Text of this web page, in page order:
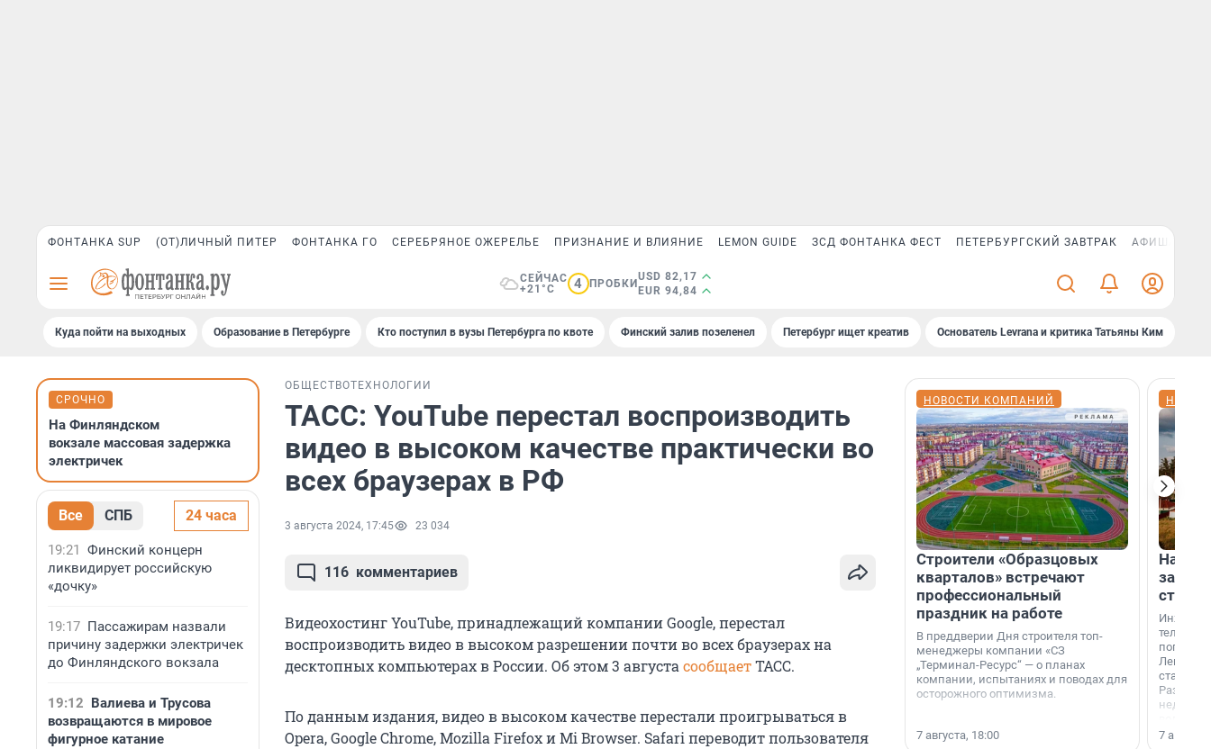
ФОНТАНКА SUP (ОТ)ЛИЧНЫЙ ПИТЕР ФОНТАНКА ГО СЕРЕБРЯНОЕ ОЖЕРЕЛЬЕ ПРИЗНАНИЕ И ВЛИЯНИЕ LEMON GUIDE ЗСД ФОНТАНКА ФЕСТ ПЕТЕРБУРГСКИЙ ЗАВТРАК АФИША PLUS
СЕЙЧАС
+21°C
4 ПРОБКИ
USD 82,17
EUR 94,84
Куда пойти на выходных Образование в Петербурге Кто поступил в вузы Петербурга по квоте Финский залив позеленел Петербург ищет креатив Основатель Levrana и критика Татьяны Ким
СРОЧНО
На Финляндском
вокзале массовая задержка
электричек
Все СПБ 24 часа
19:21 Финский концерн
ликвидирует российскую
«дочку»
19:17 Пассажирам назвали
причину задержки электричек
до Финляндского вокзала
19:12 Валиева и Трусова
возвращаются в мировое
фигурное катание
ОБЩЕСТВОТЕХНОЛОГИИ
ТАСС: YouTube перестал воспроизводить
видео в высоком качестве практически во
всех браузерах в РФ
3 августа 2024, 17:45 23 034
116 комментариев
Видеохостинг YouTube, принадлежащий компании Google, перестал
воспроизводить видео в высоком разрешении почти во всех браузерах на
десктопных компьютерах в России. Об этом 3 августа сообщаетТАСС.
По данным издания, видео в высоком качестве перестали проигрываться в
Opera, Google Chrome, Mozilla Firefox и Mi Browser. Safari переводит пользователя
НОВОСТИ КОМПАНИЙ
Строители «Образцовых
кварталов» встречают
профессиональный
праздник на работе
В преддверии Дня строителя топ-
менеджеры компании «СЗ
„Терминал-Ресурс“ — о планах
компании, испытаниях и поводах для
осторожного оптимизма.
7 августа, 18:00
На
станции
7